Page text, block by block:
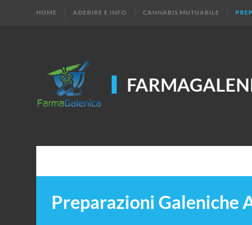
HOME ADERIRE E INFO CANNABIS MUTUABILE
Preparazioni Galeniche